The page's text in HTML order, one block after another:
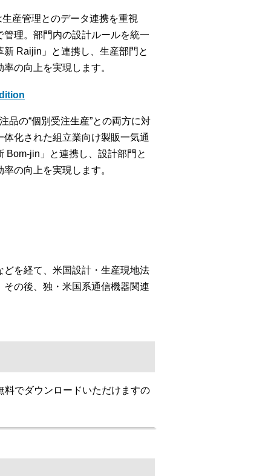
産管理とのデータ連携を重視
理。部門内の設計ルールを統一
Raijin」と連携し、生産部門と
の向上を実現します。
品の“個別受注生産”との両方に対
化された組立業向け製販一気通
Bom-jin」と連携し、設計部門と
の向上を実現します。
を経て、米国設計・生産現地法
の後、独・米国系通信機器関連
でダウンロードいただけますの